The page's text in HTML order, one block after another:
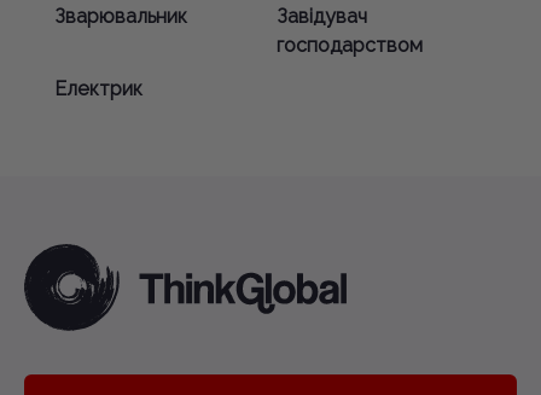
Зварювальник
Завідувач
господарством
Електрик